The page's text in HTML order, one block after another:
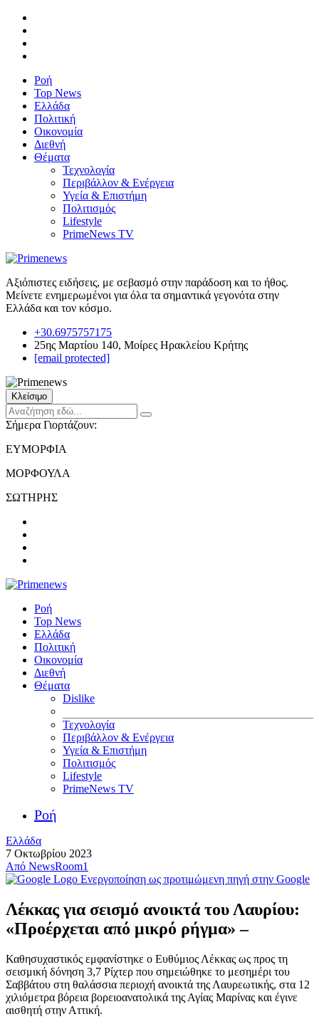
Ροή
Top News
Ελλάδα
Πολιτική
Οικονομία
Διεθνή
Θέματα
Τεχνολογία
Περιβάλλον & Ενέργεια
Υγεία & Επιστήμη
Πολιτισμός
Lifestyle
PrimeNews TV
Αξιόπιστες ειδήσεις, με σεβασμό στην παράδοση και το ήθος.
Μείνετε ενημερωμένοι για όλα τα σημαντικά γεγονότα στην
Ελλάδα και τον κόσμο.
+30.6975757175
25ης Μαρτίου 140, Μοίρες Ηρακλείου Κρήτης
[email protected]
Κλείσιμο
Σήμερα Γιορτάζουν:
ΕΥΜΟΡΦΙΑ
ΜΟΡΦΟΥΛΑ
ΣΩΤΗΡΗΣ
Ροή
Top News
Ελλάδα
Πολιτική
Οικονομία
Διεθνή
Θέματα
Dislike
Τεχνολογία
Περιβάλλον & Ενέργεια
Υγεία & Επιστήμη
Πολιτισμός
Lifestyle
PrimeNews TV
Ροή
Ελλάδα
7 Οκτωβρίου 2023
Από NewsRoom1
Ενεργοποίηση ως προτιμώμενη πηγή στην Google
Λέκκας για σεισμό ανοικτά του Λαυρίου:
«Προέρχεται από μικρό ρήγμα» –
Καθησυχαστικός εμφανίστηκε ο Ευθύμιος Λέκκας ως προς τη
σεισμική δόνηση 3,7 Ρίχτερ που σημειώθηκε το μεσημέρι του
Σαββάτου στη θαλάσσια περιοχή ανοικτά της Λαυρεωτικής, στα 12
χιλιόμετρα βόρεια βορειοανατολικά της Αγίας Μαρίνας και έγινε
αισθητή στην Αττική.